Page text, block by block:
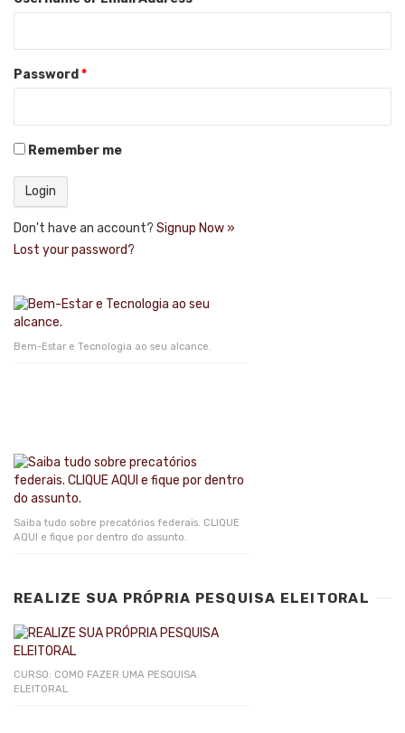
Password *
Remember me
Don't have an account? Signup Now »
Lost your password?
Bem-Estar e Tecnologia ao seu alcance.
Saiba tudo sobre precatórios federais. CLIQUE
AQUI e fique por dentro do assunto.
REALIZE SUA PRÓPRIA PESQUISA ELEITORAL
CURSO: COMO FAZER UMA PESQUISA
ELEITORAL